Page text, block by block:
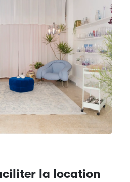
la location